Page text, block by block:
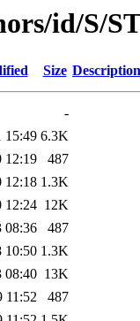
id/S/
Size Description
-
15:49 6.3K
12:19
487
12:18 1.3K
12:24 12K
08:36
487
10:50 1.3K
08:40 13K
11:52
487